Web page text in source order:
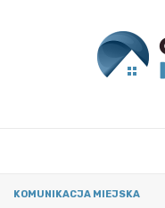
KOMUNIKACJA MIEJSKA